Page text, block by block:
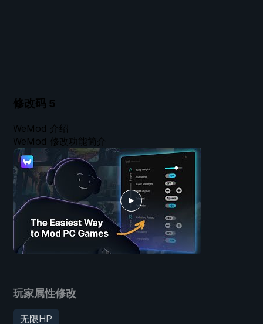
修改码 5
玩家属性修改
无限HP
WeMod 介绍
WeMod 修改功能简介